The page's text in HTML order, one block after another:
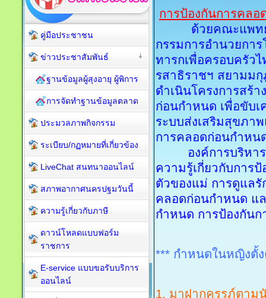
การป้องกันการคล
ด้วยคณะแพท
กรรมการอำนวยกา
ทารกเพื่อครอบครัว
รสาธิราชฯ สยามม
ดำเนินโครงการสร้
ก่อนกำหนด เพื่อขับ
ระบบส่งเสริมสุขภา
การคลอดก่อนกำหน
องค์การบริหารส่
ความรู้เกี่ยวกับการ
ตัวของแม่ การดูแล
คลอดก่อนกำหนด แ
กำหนด การป้องกัน
*** กำหนดในหญิงตั้
1. มาฝากครรภ์ตาม
คู่มือประชาชน
ข่าวประชาสัมพันธ์
ฐานข้อมูลผู้สุงอายุ ผู้พิการ
การจัดทำฐานข้อมูลตลาด
ประมวลภาพกิจกรรม
ระเบียบ/กฏหมายที่เกี่ยวข้อง
LiveChat สนทนาออนไลน์
สภาพอากาศนครปฐมวันนี้
ความรู้เกี่ยวกับภาษี
ดาวน์โหลดแบบฟอร์ม
ราชการ
E-service แบบขอรับบริการ
ออนไลน์